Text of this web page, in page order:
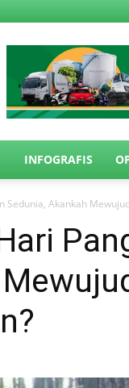
INFOGRAFIS
Sedunia, Akankah